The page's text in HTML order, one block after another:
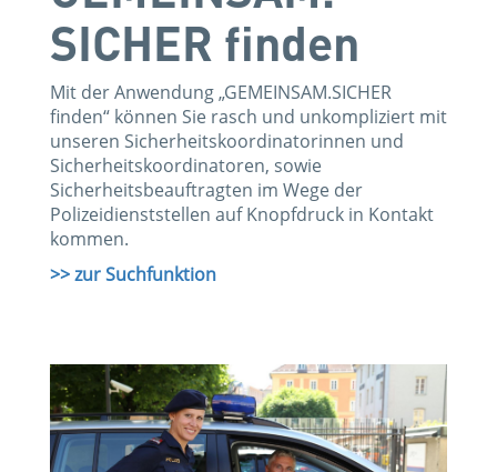
SICHER finden
Mit der Anwendung „GEMEINSAM.SICHER
finden“ können Sie rasch und unkompliziert mit
unseren Sicherheitskoordinatorinnen und
Sicherheitskoordinatoren, sowie
Sicherheitsbeauftragten im Wege der
Polizeidienststellen auf Knopfdruck in Kontakt
kommen.
>> zur Suchfunktion